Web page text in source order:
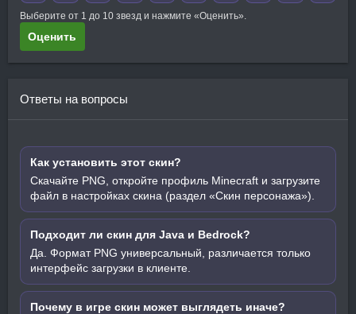
Выберите от 1 до 10 звезд и нажмите «Оценить».
Оценить
Ответы на вопросы
Как установить этот скин?
Скачайте PNG, откройте профиль Minecraft и загрузите
файл в настройках скина (раздел «Скин персонажа»).
Подходит ли скин для Java и Bedrock?
Да. Формат PNG универсальный, различается только
интерфейс загрузки в клиенте.
Почему в игре скин может выглядеть иначе?